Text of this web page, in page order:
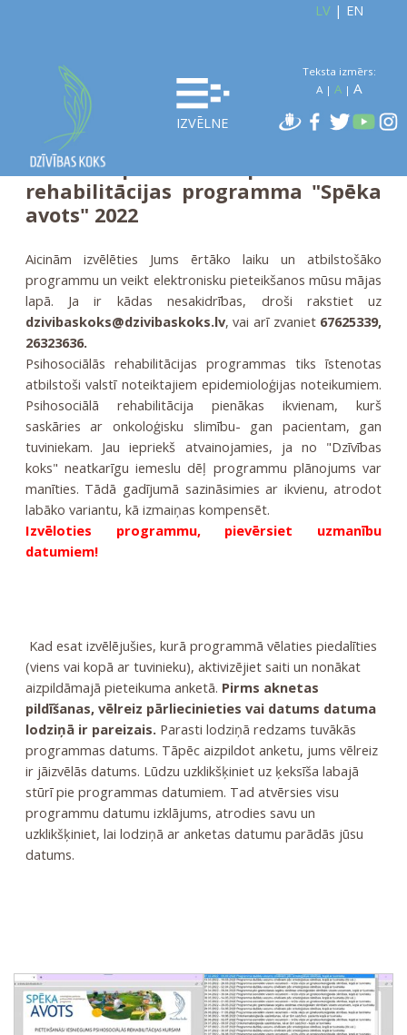
IZVĒLNE
LV| EN
Teksta izmērs:
A| A| A
Valsts apmaksātā psihosociālās
rehabilitācijas programma "Spēka
avots" 2022
Aicinām izvēlēties Jums ērtāko laiku un atbilstošāko
programmu un veikt elektronisku pieteikšanos mūsu mājas
lapā. Ja ir kādas nesakidrības, droši rakstiet uz
dzivibaskoks@dzivibaskoks.lv, vai arī zvaniet 67625339,
26323636.
Psihosociālās rehabilitācijas programmas tiks īstenotas
atbilstoši valstī noteiktajiem epidemioloģijas noteikumiem.
Psihosociālā rehabilitācija pienākas ikvienam, kurš
saskāries ar onkoloģisku slimību- gan pacientam, gan
tuviniekam. Jau iepriekš atvainojamies, ja no "Dzīvības
koks" neatkarīgu iemeslu dēļ programmu plānojums var
manīties. Tādā gadījumā sazināsimies ar ikvienu, atrodot
labāko variantu, kā izmaiņas kompensēt.
Izvēloties programmu, pievērsiet uzmanību
datumiem!
Kad esat izvēlējušies, kurā programmā vēlaties piedalīties
(viens vai kopā ar tuvinieku), aktivizējiet saiti un nonākat
aizpildāmajā pieteikuma anketā. Pirms aknetas
pildīšanas, vēlreiz pārliecinieties vai datums datuma
lodziņā ir pareizais. Parasti lodziņā redzams tuvākās
programmas datums. Tāpēc aizpildot anketu, jums vēlreiz
ir jāizvēlās datums. Lūdzu uzklikšķiniet uz ķeksīša labajā
stūrī pie programmas datumiem. Tad atvērsies visu
programmu datumu izklājums, atrodies savu un
uzklikšķiniet, lai lodziņā ar anketas datumu parādās jūsu
datums.